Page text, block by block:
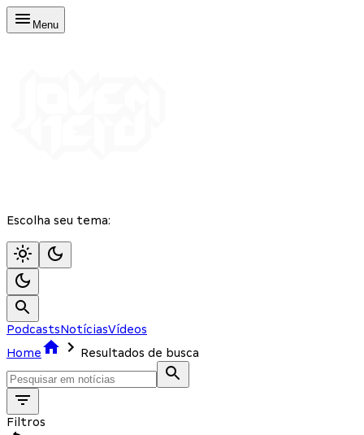
Menu
Escolha seu tema:
PodcastsNotíciasVídeos
Home
Resultados de busca
Filtros